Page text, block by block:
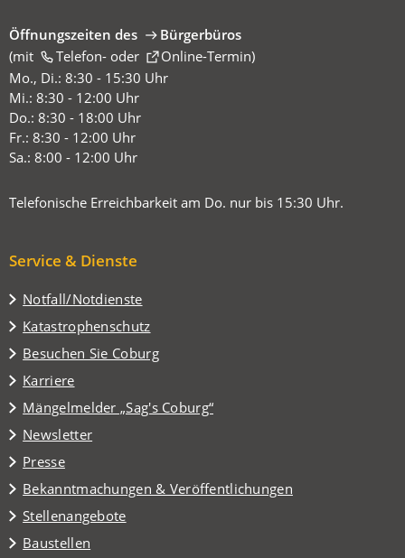
Öffnungszeiten des
Bürgerbüros
(mit
Telefon-oder Online-Termin
(Öffnet
in
einem
neuen
Tab)
)
Mo., Di.: 8:30 - 15:30 Uhr
Mi.: 8:30 - 12:00 Uhr
Do.: 8:30 - 18:00 Uhr
Fr.: 8:30 - 12:00 Uhr
Sa.: 8:00 - 12:00 Uhr
Telefonische Erreichbarkeit am Do. nur bis 15:30 Uhr.
Service & Dienste
Notfall/Notdienste
Katastrophenschutz
Besuchen Sie Coburg
(Öffnet
in
einem
neuen
Tab)
Karriere
Mängelmelder „Sag's Coburg“
(Öffnet
in
einem
neuen
Tab)
Newsletter
Presse
Bekanntmachungen & Veröffentlichungen
Stellenangebote
Baustellen